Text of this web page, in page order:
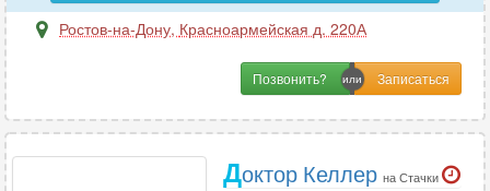
Ростов-на-Дону, Красноармейская д. 220А
Позвонить?
Доктор Келлер на Стачки